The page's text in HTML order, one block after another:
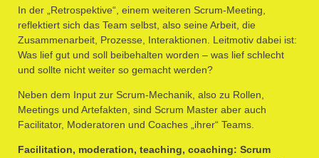
In der „Retrospektive“, einem weiteren Scrum-Meeting,
reflektiert sich das Team selbst, also seine Arbeit, die
Zusammenarbeit, Prozesse, Interaktionen. Leitmotiv dabei ist:
Was lief gut und soll beibehalten worden – was lief schlecht
und sollte nicht weiter so gemacht werden?
Neben dem Input zur Scrum-Mechanik, also zu Rollen,
Meetings und Artefakten, sind Scrum Master aber auch
Facilitator, Moderatoren und Coaches „ihrer“ Teams.
Facilitation, moderation, teaching, coaching: Scrum